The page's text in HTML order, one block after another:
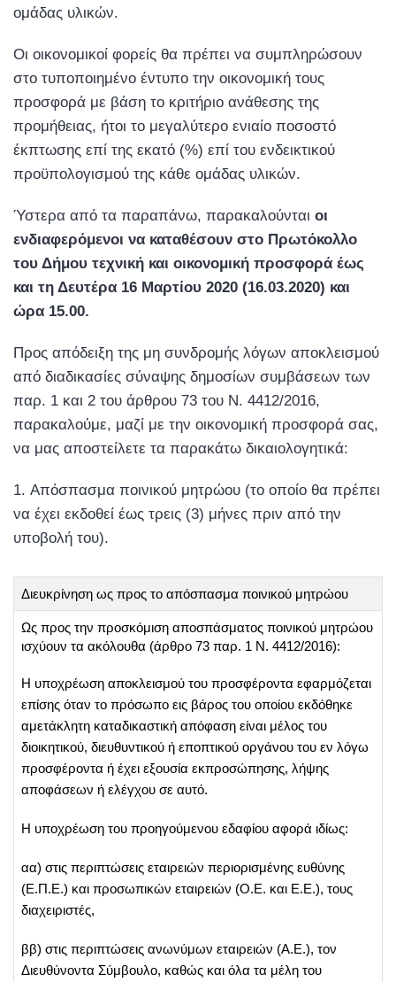
ομάδας υλικών.
Οι οικονομικοί φορείς θα πρέπει να συμπληρώσουν
στο τυποποιημένο έντυπο την οικονομική τους
προσφορά με βάση το κριτήριο ανάθεσης της
προμήθειας, ήτοι το μεγαλύτερο ενιαίο ποσοστό
έκπτωσης επί της εκατό (%) επί του ενδεικτικού
προϋπολογισμού της κάθε ομάδας υλικών.
Ύστερα από τα παραπάνω, παρακαλούνται οι
ενδιαφερόμενοι να καταθέσουν στο Πρωτόκολλο
του Δήμου τεχνική και οικονομική προσφορά έως
και τη Δευτέρα 16 Μαρτίου 2020 (16.03.2020) και
ώρα 15.00.
Προς απόδειξη της μη συνδρομής λόγων αποκλεισμού
από διαδικασίες σύναψης δημοσίων συμβάσεων των
παρ. 1 και 2 του άρθρου 73 του Ν. 4412/2016,
παρακαλούμε, μαζί με την οικονομική προσφορά σας,
να μας αποστείλετε τα παρακάτω δικαιολογητικά:
Απόσπασμα ποινικού μητρώου (το οποίο θα πρέπει
να έχει εκδοθεί έως τρεις (3) μήνες πριν από την
υποβολή του).
Διευκρίνηση ως προς το απόσπασμα ποινικού μητρώου
Ως προς την προσκόμιση αποσπάσματος ποινικού μητρώου
ισχύουν τα ακόλουθα (άρθρο 73 παρ. 1 Ν. 4412/2016):
Η υποχρέωση αποκλεισμού του προσφέροντα εφαρμόζεται
επίσης όταν το πρόσωπο εις βάρος του οποίου εκδόθηκε
αμετάκλητη καταδικαστική απόφαση είναι μέλος του
διοικητικού, διευθυντικού ή εποπτικού οργάνου του εν λόγω
προσφέροντα ή έχει εξουσία εκπροσώπησης, λήψης
αποφάσεων ή ελέγχου σε αυτό.
Η υποχρέωση του προηγούμενου εδαφίου αφορά ιδίως:
αα) στις περιπτώσεις εταιρειών περιορισμένης ευθύνης
(Ε.Π.Ε.) και προσωπικών εταιρειών (O.E. και Ε.Ε.), τους
διαχειριστές,
ββ) στις περιπτώσεις ανωνύμων εταιρειών (Α.Ε.), τον
Διευθύνοντα Σύμβουλο, καθώς και όλα τα μέλη του